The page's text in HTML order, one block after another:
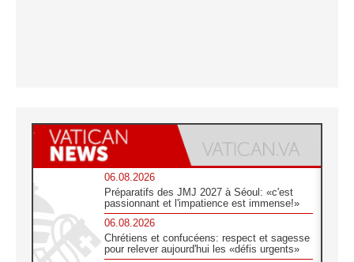
06.08.2026
Préparatifs des JMJ 2027 à Séoul: «c'est
passionnant et l'impatience est immense!»
06.08.2026
Chrétiens et confucéens: respect et sagesse
pour relever aujourd'hui les «défis urgents»